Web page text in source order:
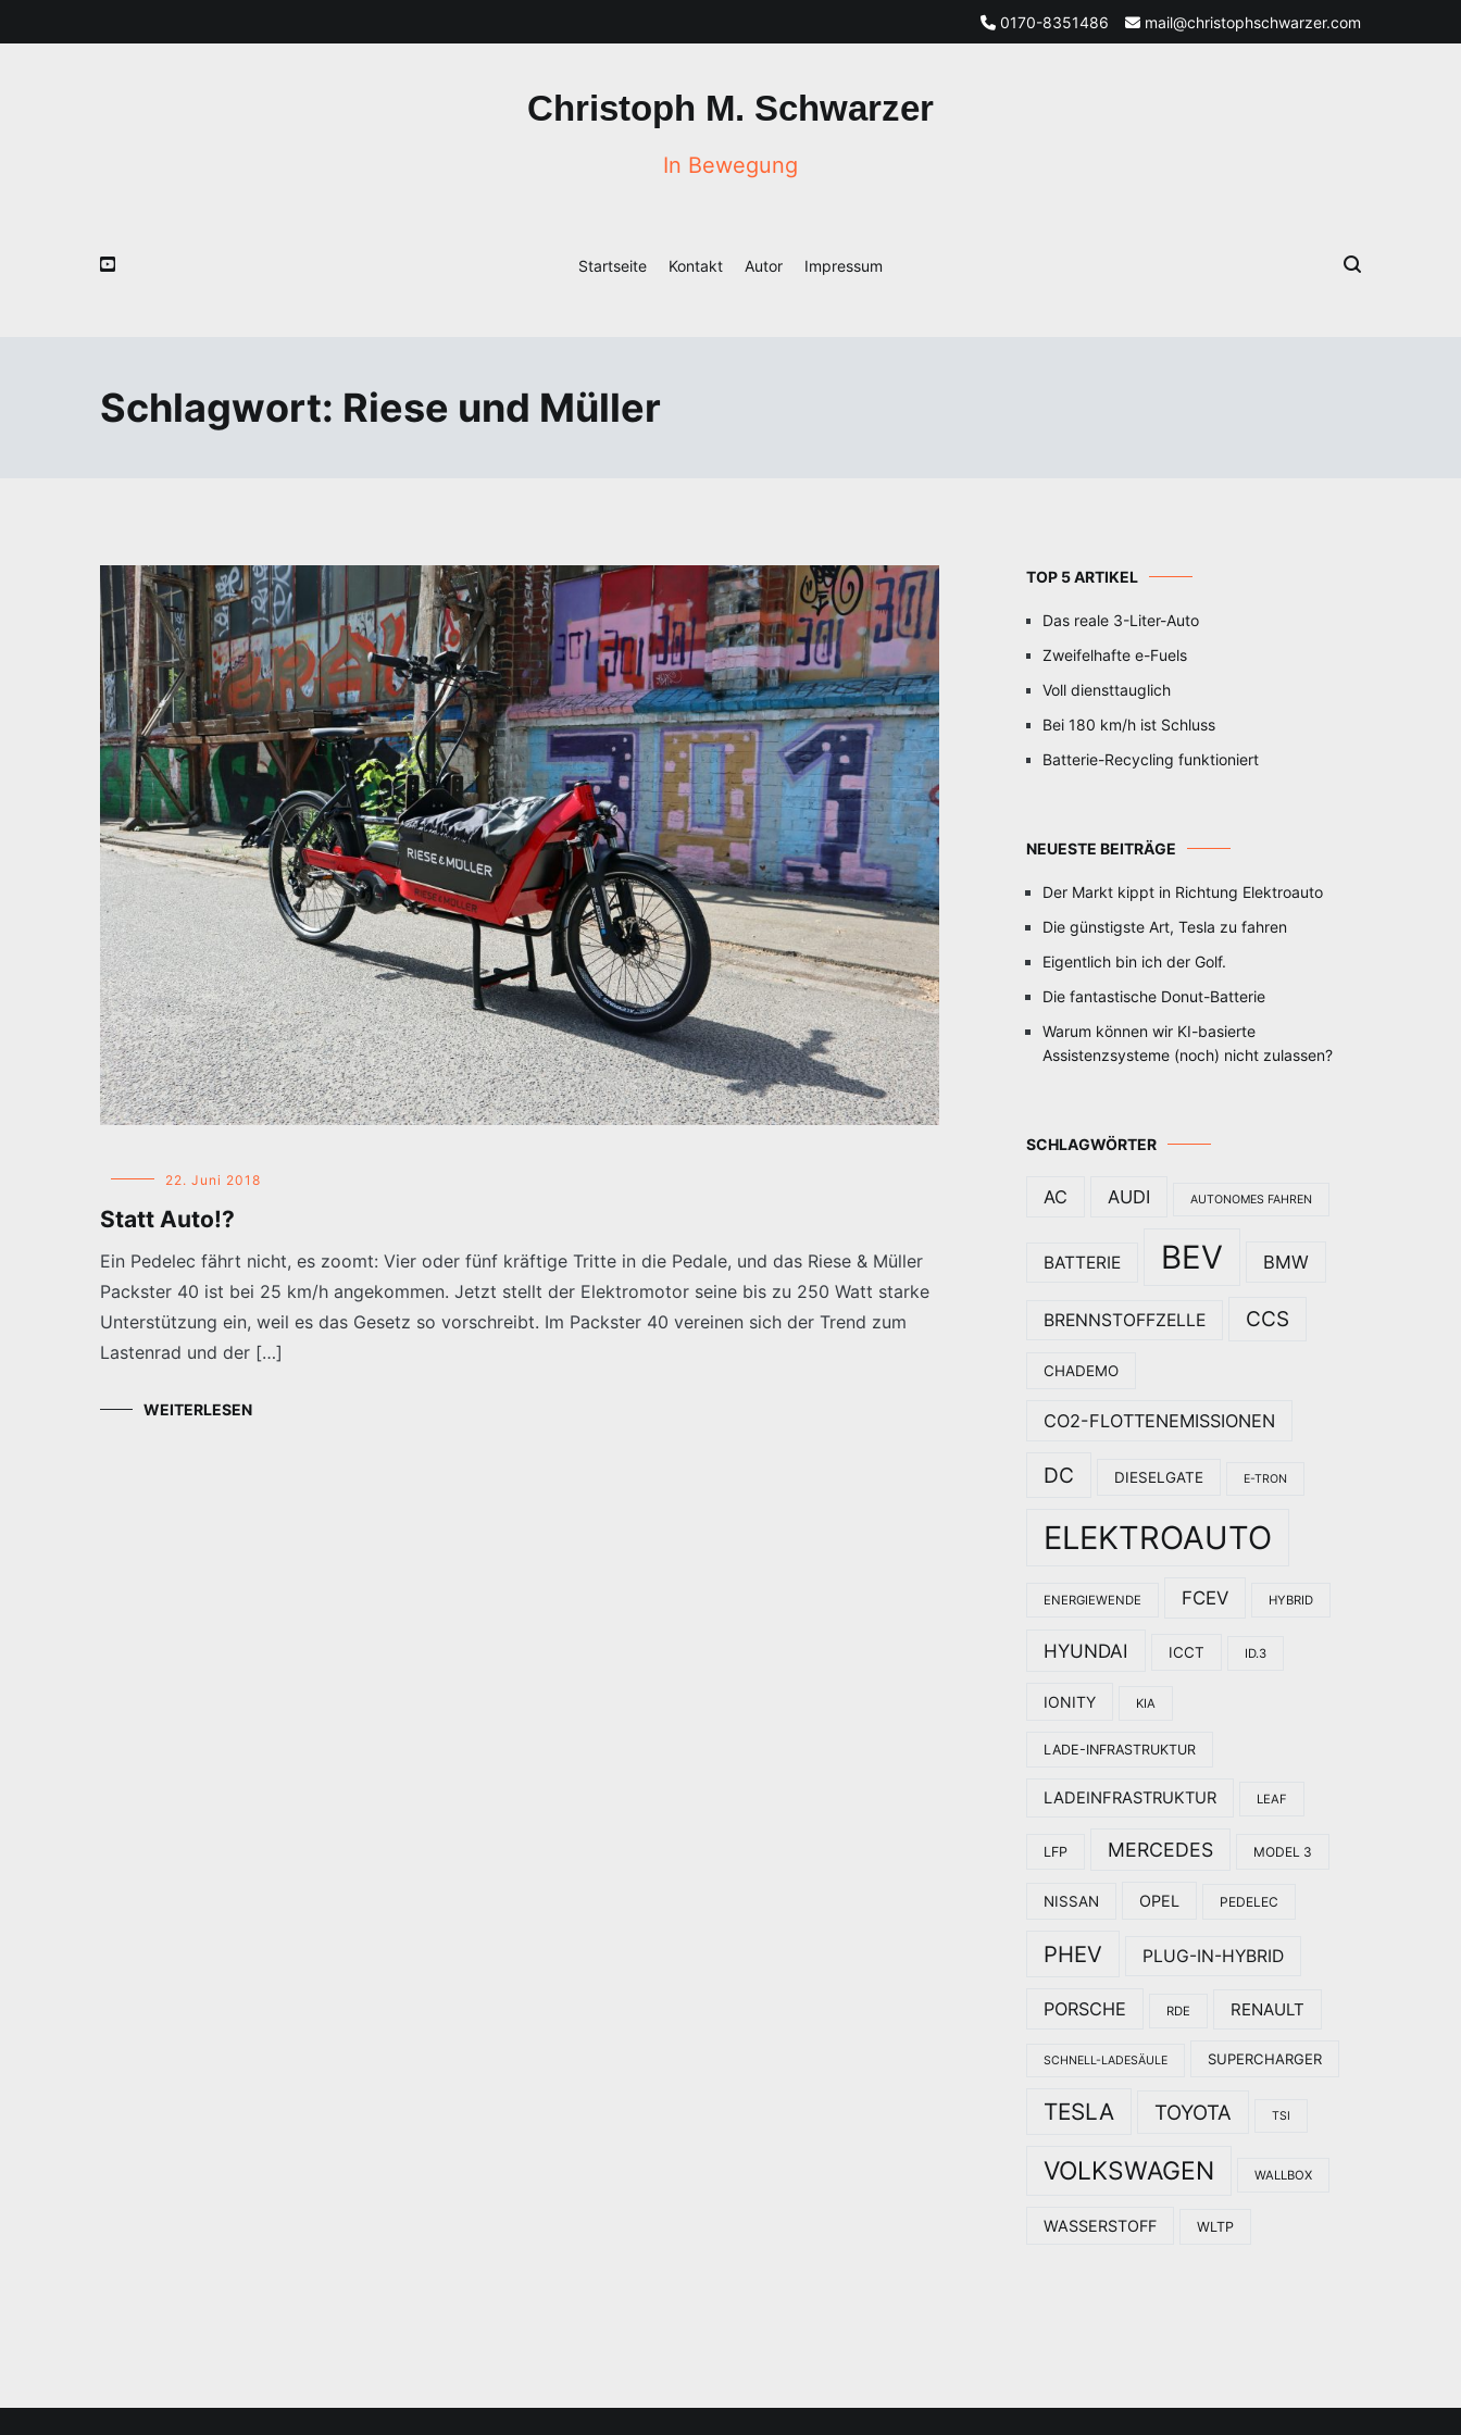
0170-8351486 mail@christophschwarzer.com
Christoph M. Schwarzer
In Bewegung
Startseite Kontakt Autor Impressum
Schlagwort: Riese und Müller
22. Juni 2018
Statt Auto!?
Ein Pedelec fährt nicht, es zoomt: Vier oder fünf kräftige Tritte in die Pedale, und das Riese & Müller
Packster 40 ist bei 25 km/h angekommen. Jetzt stellt der Elektromotor seine bis zu 250 Watt starke
Unterstützung ein, weil es das Gesetz so vorschreibt. Im Packster 40 vereinen sich der Trend zum
Lastenrad und der […]
WEITERLESEN
TOP 5 ARTIKEL
Das reale 3-Liter-Auto
Zweifelhafte e-Fuels
Voll diensttauglich
Bei 180 km/h ist Schluss
Batterie-Recycling funktioniert
NEUESTE BEITRÄGE
Der Markt kippt in Richtung Elektroauto
Die günstigste Art, Tesla zu fahren
Eigentlich bin ich der Golf.
Die fantastische Donut-Batterie
Warum können wir KI-basierte
Assistenzsysteme (noch) nicht zulassen?
SCHLAGWÖRTER
AC AUDI AUTONOMES FAHREN
BATTERIE BEV BMW
BRENNSTOFFZELLE CCS
CHADEMO
CO2-FLOTTENEMISSIONEN
DC DIESELGATE E-TRON
ELEKTROAUTO
ENERGIEWENDE FCEV HYBRID
HYUNDAI ICCT ID.3
IONITY KIA
LADE-INFRASTRUKTUR
LADEINFRASTRUKTUR LEAF
LFP MERCEDES MODEL 3
NISSAN OPEL PEDELEC
PHEV PLUG-IN-HYBRID
PORSCHE RDE RENAULT
SCHNELL-LADESÄULE SUPERCHARGER
TESLA TOYOTA TSI
VOLKSWAGEN WALLBOX
WASSERSTOFF WLTP